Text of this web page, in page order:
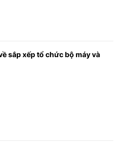
sắp xếp tổ chức bộ máy và